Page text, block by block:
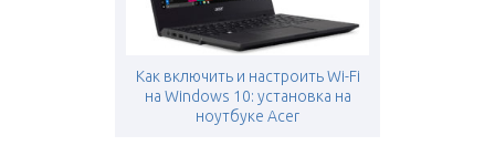
Как включить и настроить Wi-Fi
на Windows 10: установка на
ноутбуке Acer